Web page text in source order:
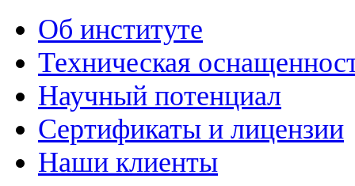
Об институте
Техническая
Научный потенциал
Сертификаты и лицензии
Наши клиенты